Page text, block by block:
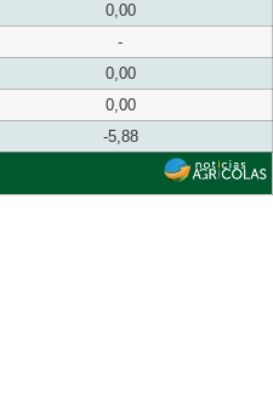
0,00
-
0,00
0,00
-5,88